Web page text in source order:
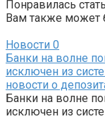
Понравилась
Вам также может
Новости 0
Банки на волне
исключен из
новости о
Банки на волне
исключен из